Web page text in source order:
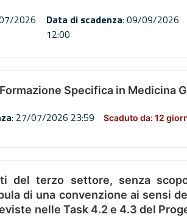
2026
Data di scadenza: 09/09/2026
12:00
Specifica in Medicina
: 27/07/2026 23:59 Scaduto da: 12
del terzo settore, senza
di una convenzione ai sensi
nelle Task 4.2 e 4.3 del